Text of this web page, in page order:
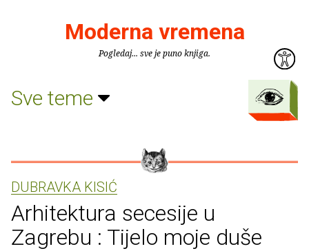
Moderna vremena
Pogledaj... sve je puno knjiga.
Sve teme
DUBRAVKA KISIĆ
Arhitektura secesije u
Zagrebu : Tijelo moje duše